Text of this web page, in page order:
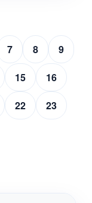
7 8 9
15 16
22 23